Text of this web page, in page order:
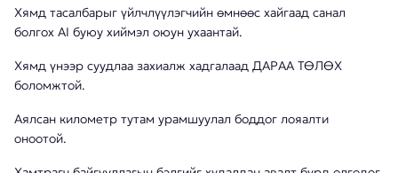
Хямд тасалбарыг үйлчлүүлэгчийн өмнөөс хайгаад санал
болгох AI буюу хиймэл оюун ухаантай.
Хямд үнээр суудлаа захиалж хадгалаад ДАРАА ТӨЛӨХ
боломжтой.
Аялсан километр тутам урамшуулал боддог лояалти
оноотой.